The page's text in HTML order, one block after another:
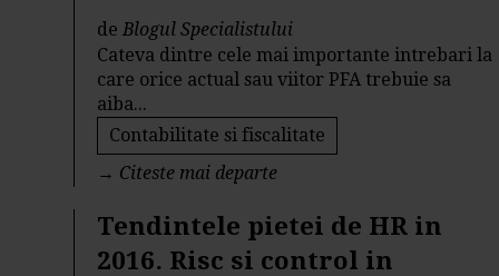
deBlogul Specialistului
Cateva dintre cele mai importante intrebari la
care orice actual sau viitor PFA trebuie sa
aiba...
Contabilitate si fiscalitate
→ Citeste mai departe
Tendintele pietei de HR in
2016. Risc si control in